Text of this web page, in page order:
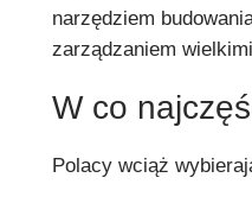
narzędziem
zarządzaniem
W co
Polacy wciąż